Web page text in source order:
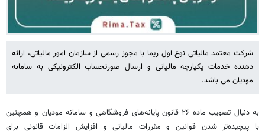
شرکت معتمد مالیاتی نوع اول ریما با مجوز رسمی از سازمان امور مالیاتی، ارائه
دهنده خدمات یکپارچه مالیاتی و ارسال صورتحساب الکترونیکی به سامانه
مودیان می باشد.
به دنبال تصویب ماده ۲۶ قانون پایانه‌های فروشگاهی و سامانه مودیان و همچنین
با پیچیده‌تر شدن قوانین و مقررات مالیاتی و افزایش الزامات قانونی برای